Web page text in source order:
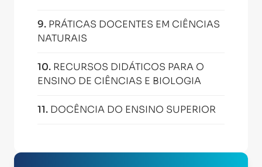
9. PRÁTICAS DOCENTES EM CIÊNCIAS
NATURAIS
10. RECURSOS DIDÁTICOS PARA O
ENSINO DE CIÊNCIAS E BIOLOGIA
11. DOCÊNCIA DO ENSINO SUPERIOR